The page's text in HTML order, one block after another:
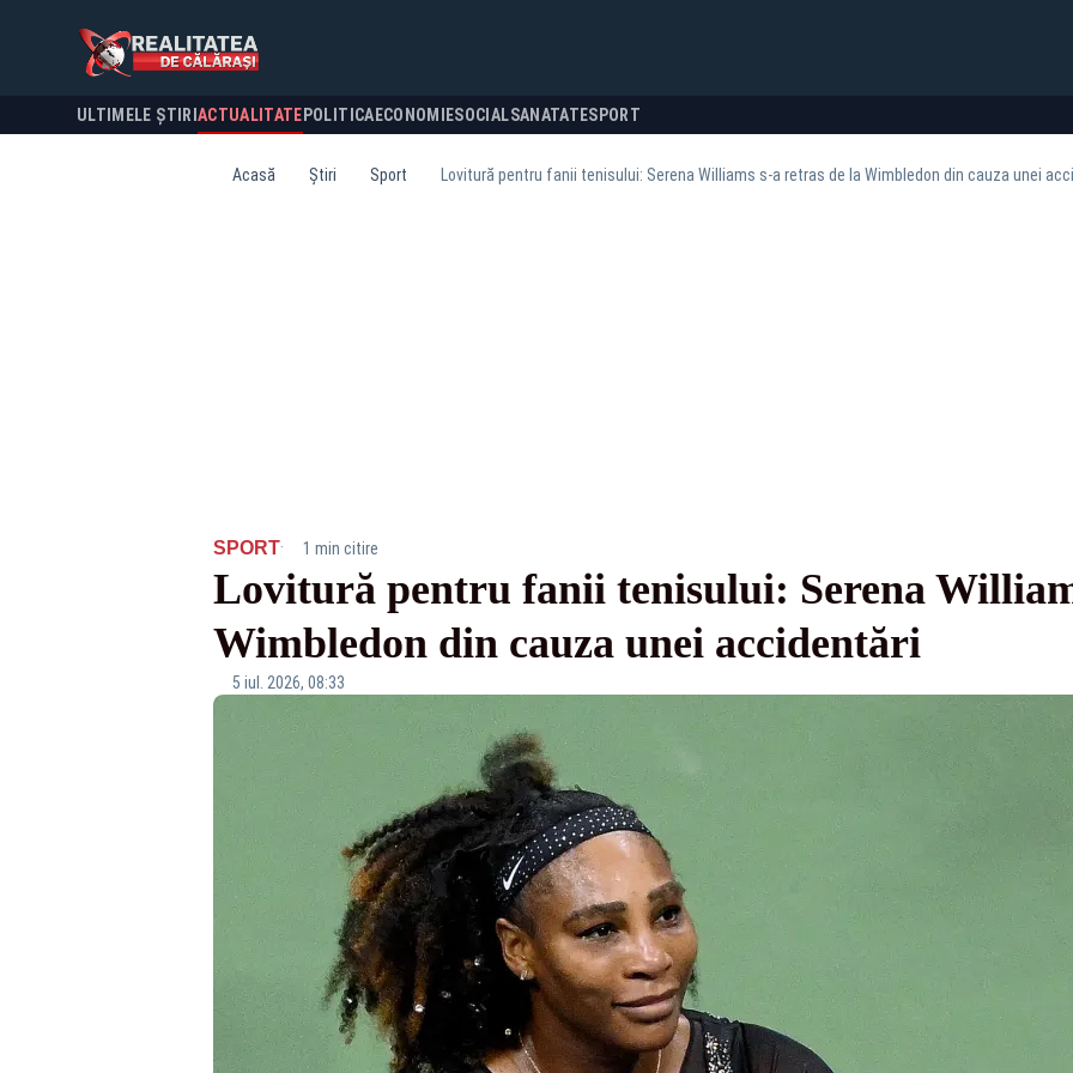
ULTIMELE ȘTIRI ACTUALITATE POLITICA ECONOMIESOCIALSANATATESPORT
Acasă Știri Sport Lovitură pentru fanii tenisului: Serena Williams s-a retras de la Wimbledon din cauza unei
SPORT· 1 min citire
Lovitură pentru fanii tenisului: Serena
Wimbledon din cauza unei accidentări
5 iul. 2026, 08:33